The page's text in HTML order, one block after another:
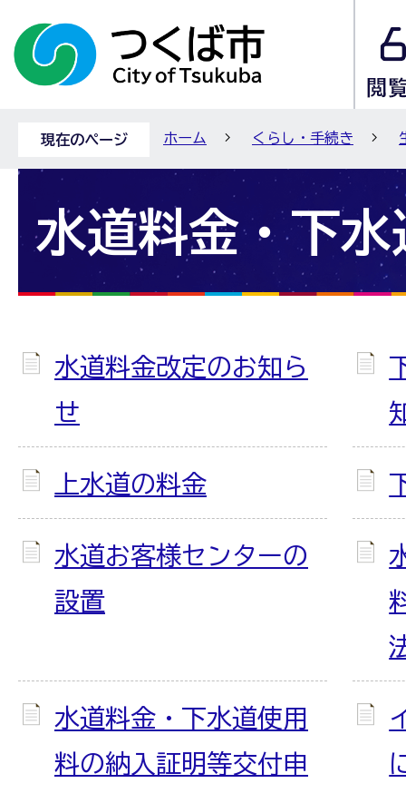
現在のページ ホーム くらし・手続き
水道料金・下水
水道料金改定のお知ら
せ
上水道の料金
水道お客様センターの
設置
水道料金・下水道使用
料の納入証明等交付申